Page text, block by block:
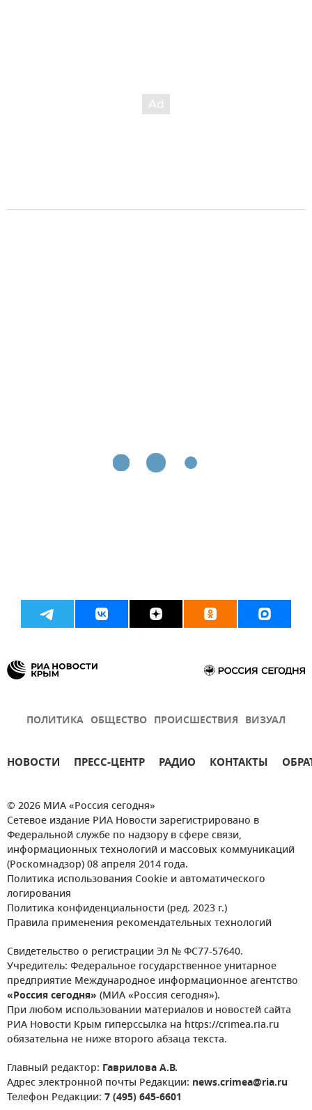
ПОЛИТИКА ОБЩЕСТВО ПРОИСШЕСТВИЯ ВИЗУАЛ
НОВОСТИ ПРЕСС-ЦЕНТР РАДИО КОНТАКТЫ
© 2026 МИА «Россия сегодня»
Сетевое издание РИА Новости зарегистрировано в
Федеральной службе по надзору в сфере связи,
информационных технологий и массовых коммуникаций
(Роскомнадзор) 08 апреля 2014 года.
Политика использования Cookie и автоматического
логирования
Политика конфиденциальности (ред. 2023 г.)
Правила применения рекомендательных технологий
Свидетельство о регистрации Эл № ФС77-57640.
Учредитель: Федеральное государственное унитарное
предприятие Международное информационное агентство
«Россия сегодня» (МИА «Россия сегодня»).
При любом использовании материалов и новостей сайта
РИА Новости Крым гиперссылка на https://crimea.ria.ru
обязательна не ниже второго абзаца текста.
Главный редактор: Гаврилова А.В.
Адрес электронной почты Редакции: news.crimea@ria.ru
Телефон Редакции: 7 (495) 645-6601